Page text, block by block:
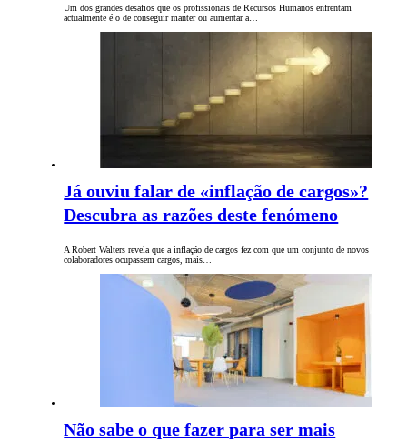
Um dos grandes desafios que os profissionais de Recursos Humanos enfrentam
actualmente é o de conseguir manter ou aumentar a…
Já ouviu falar de «inflação de cargos»?
Descubra as razões deste fenómeno
A Robert Walters revela que a inflação de cargos fez com que um conjunto de novos
colaboradores ocupassem cargos, mais…
Não sabe o que fazer para ser mais